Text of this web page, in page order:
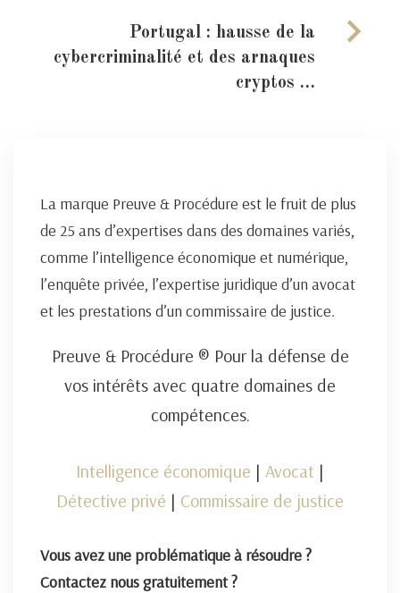
Portugal : hausse de la
cybercriminalité et des arnaques
cryptos …
La marque Preuve & Procédure est le fruit de plus
de 25 ans d’expertises dans des domaines variés,
comme l’intelligence économique et numérique,
l’enquête privée, l’expertise juridique d’un avocat
et les prestations d’un commissaire de justice.
Preuve & Procédure ® Pour la défense de
vos intérêts avec quatre domaines de
compétences.
Intelligence économique | Avocat |
Détective privé | Commissaire de justice
Vous avez une problématique à résoudre ?
Contactez nous gratuitement ?